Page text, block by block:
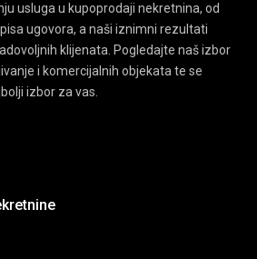
usluga u kupoprodaji nekretnina, od
ugovora, a naši iznimni rezultati
klijenata. Pogledajte naš izbor
i komercijalnih objekata te se
izbor za vas.